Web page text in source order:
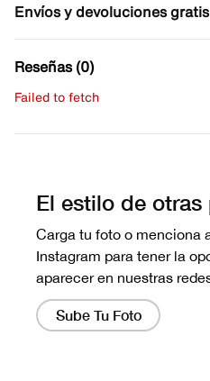
Envíos y devoluciones gratis
Reseñas (0)
Failed to fetch